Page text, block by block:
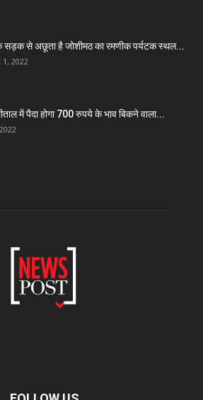
से अछूता है जोशीमठ का रमणीक पर्यटक स्थल...
2022
में पैदा होगा 700 रुपये के भाव बिकने वाला...